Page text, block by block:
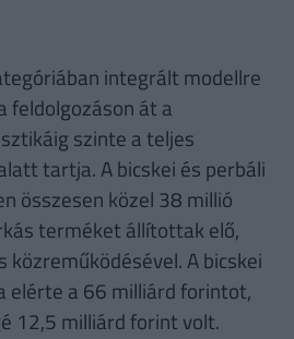
integrált modellre
feldolgozáson át a
szinte a teljes
tartja. A bicskei és perbáli
összesen közel 38 millió
terméket állítottak elő,
A bicskei
elérte a 66 milliárd forintot,
12,5 milliárd forint volt.